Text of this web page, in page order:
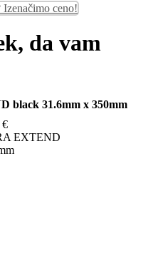
ceno!
da vam
black 31.6mm x 350mm
€